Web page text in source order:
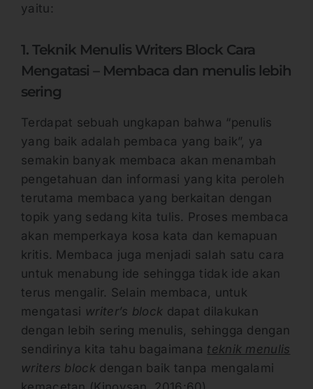
yaitu:
1. Teknik Menulis Writers Block Cara
Mengatasi – Membaca dan menulis lebih
sering
Terdapat sebuah ungkapan bahwa “penulis
yang baik adalah pembaca yang baik”, ya
semakin banyak membaca akan menambah
pengetahuan dan informasi yang kita peroleh
terutama membaca yang berkaitan dengan
topik yang sedang kita tulis. Proses membaca
akan memperkaya kosa kata dan kemapuan
kritis. Membaca juga menjadi salah satu cara
untuk menabung ide sehingga tidak ide akan
terus mengalir. Selain membaca, untuk
mengatasi writer’s block dapat dilakukan
dengan lebih sering menulis, sehingga dengan
sendirinya kita tahu bagaimana teknik menulis
writers block dengan baik tanpa mengalami